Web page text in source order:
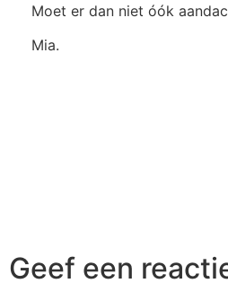
Moet er dan niet óók
Mia.
Geef een